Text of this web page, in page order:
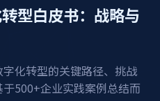
型白皮书：战略与
化转型的关键路径、挑战
500+企业实践案例总结而